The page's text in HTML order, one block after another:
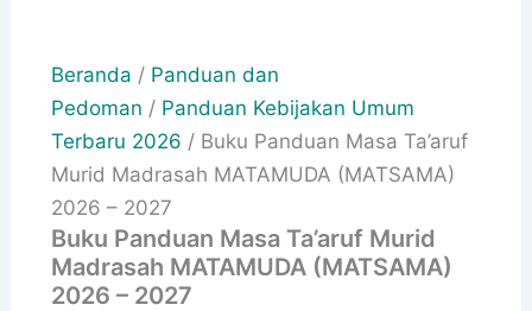
Beranda / Panduan dan
Pedoman / Panduan Kebijakan Umum
Terbaru 2026 / Buku Panduan Masa Ta’aruf
Murid Madrasah MATAMUDA (MATSAMA)
2026 – 2027
Buku Panduan Masa Ta’aruf Murid
Madrasah MATAMUDA (MATSAMA)
2026 – 2027